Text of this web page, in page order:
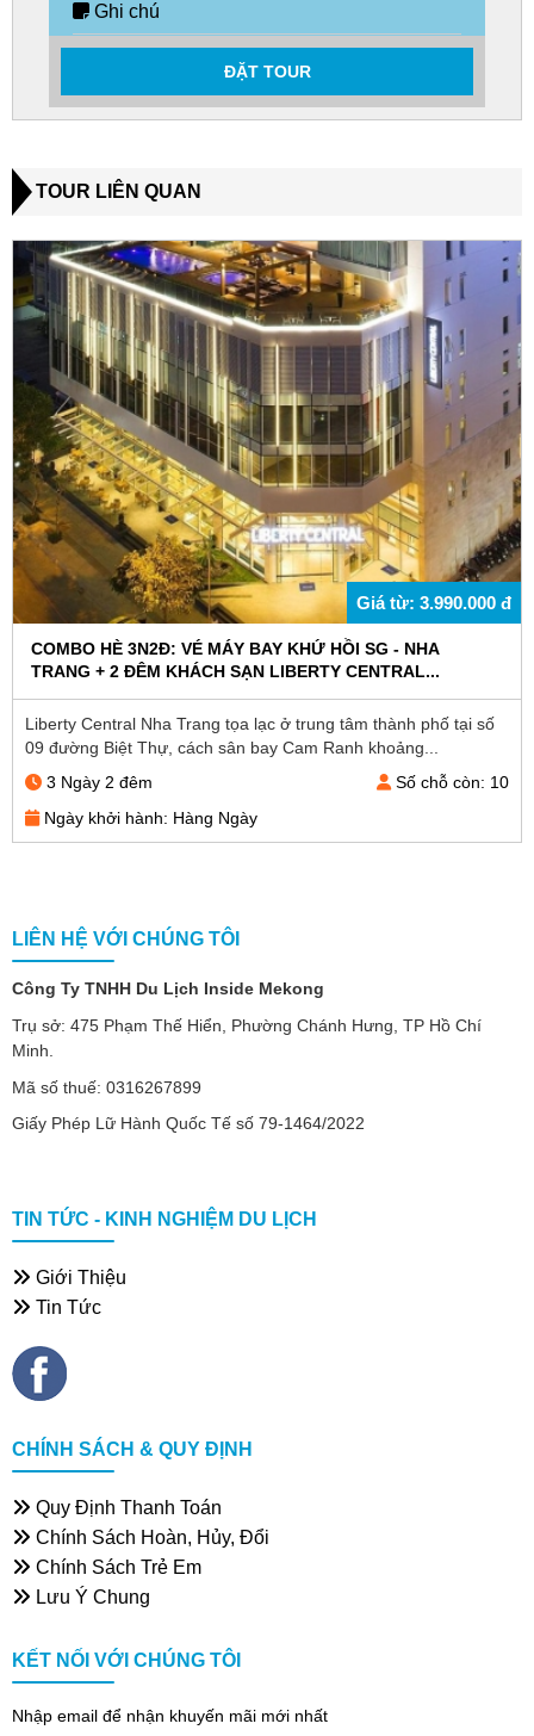
Ghi chú
ĐẶT TOUR
TOUR LIÊN QUAN
Giá từ: 3.990.000 đ
COMBO HÈ 3N2Đ: VÉ MÁY BAY KHỨ HỒI SG - NHA
TRANG + 2 ĐÊM KHÁCH SẠN LIBERTY CENTRAL...
Liberty Central Nha Trang tọa lạc ở trung tâm thành phố tại số
09 đường Biệt Thự, cách sân bay Cam Ranh khoảng...
3 Ngày 2 đêm
Số chỗ còn: 10
Ngày khởi hành: Hàng Ngày
LIÊN HỆ VỚI CHÚNG TÔI
Công Ty TNHH Du Lịch Inside Mekong
Trụ sở: 475 Phạm Thế Hiển, Phường Chánh Hưng, TP Hồ Chí
Minh.
Mã số thuế: 0316267899
Giấy Phép Lữ Hành Quốc Tế số 79-1464/2022
TIN TỨC - KINH NGHIỆM DU LỊCH
Giới Thiệu
Tin Tức
CHÍNH SÁCH & QUY ĐỊNH
Quy Định Thanh Toán
Chính Sách Hoàn, Hủy, Đổi
Chính Sách Trẻ Em
Lưu Ý Chung
KẾT NỐI VỚI CHÚNG TÔI
Nhập email để nhận khuyến mãi mới nhất